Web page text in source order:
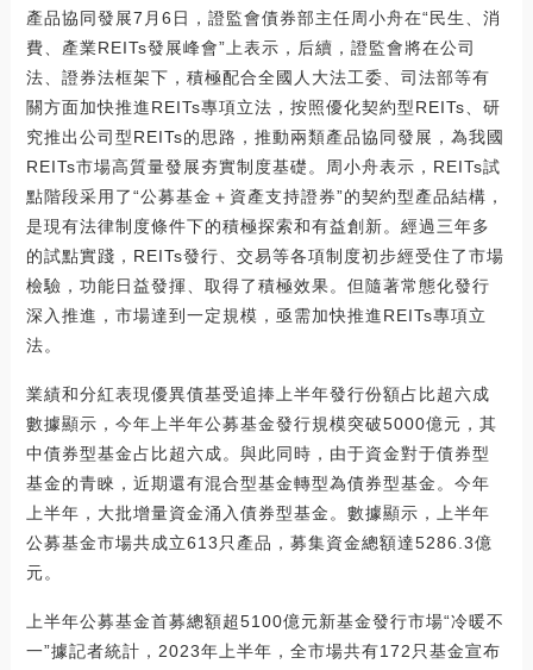
產品協同發展7月6日，證監會債券部主任周小舟在“民生、消
費、產業REITs發展峰會”上表示，后續，證監會將在公司
法、證券法框架下，積極配合全國人大法工委、司法部等有
關方面加快推進REITs專項立法，按照優化契約型REITs、研
究推出公司型REITs的思路，推動兩類產品協同發展，為我國
REITs市場高質量發展夯實制度基礎。周小舟表示，REITs試
點階段采用了“公募基金＋資產支持證券”的契約型產品結構，
是現有法律制度條件下的積極探索和有益創新。經過三年多
的試點實踐，REITs發行、交易等各項制度初步經受住了市場
檢驗，功能日益發揮、取得了積極效果。但隨著常態化發行
深入推進，市場達到一定規模，亟需加快推進REITs專項立
法。
業績和分紅表現優異債基受追捧上半年發行份額占比超六成
數據顯示，今年上半年公募基金發行規模突破5000億元，其
中債券型基金占比超六成。與此同時，由于資金對于債券型
基金的青睞，近期還有混合型基金轉型為債券型基金。今年
上半年，大批增量資金涌入債券型基金。數據顯示，上半年
公募基金市場共成立613只產品，募集資金總額達5286.3億
元。
上半年公募基金首募總額超5100億元新基金發行市場“冷暖不
一”據記者統計，2023年上半年，全市場共有172只基金宣布